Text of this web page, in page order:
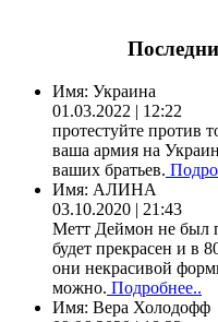
Имя: Украина
01.03.2022 | 12:22
протестуйте против
ваша армия на
ваших братьев.
Имя: АЛИНА
03.10.2020 | 21:43
Метт Деймон не был
будет прекрасен и в
они некрасивой
можно. Подробнее..
Имя: Вера Холодофф